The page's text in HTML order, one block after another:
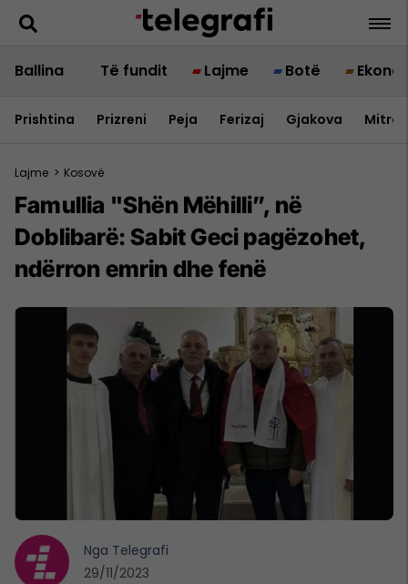
Ballina Të fundit Lajme Botë
Prishtina Prizreni Peja Ferizaj Gjakova
Lajme > Kosovë
Famullia "Shën Mëhilli”, në
Doblibarë: Sabit Geci pagëzohet,
ndërron emrin dhe fenë
Nga Telegrafi
29/11/2023